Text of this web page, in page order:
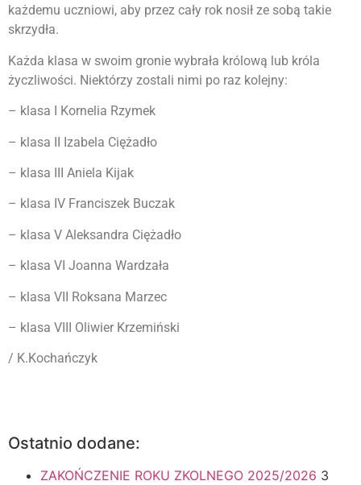
każdemu uczniowi, aby przez cały rok nosił ze sobą takie
skrzydła.
Każda klasa w swoim gronie wybrała królową lub króla
życzliwości. Niektórzy zostali nimi po raz kolejny:
– klasa I Kornelia Rzymek
– klasa II Izabela Ciężadło
– klasa III Aniela Kijak
– klasa IV Franciszek Buczak
– klasa V Aleksandra Ciężadło
– klasa VI Joanna Wardzała
– klasa VII Roksana Marzec
– klasa VIII Oliwier Krzemiński
/ K.Kochańczyk
Ostatnio dodane:
ZAKOŃCZENIE ROKU ZKOLNEGO 2025/2026 3